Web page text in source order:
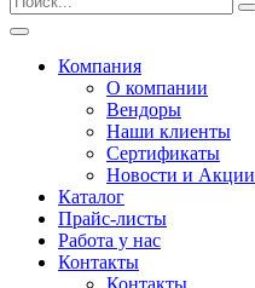
Компания
О компании
Вендоры
Наши клиенты
Сертификаты
Новости и Акции
Каталог
Прайс-листы
Работа у нас
Контакты
Контакты